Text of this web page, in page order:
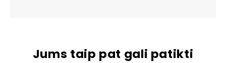
Jums taip pat gali patikti